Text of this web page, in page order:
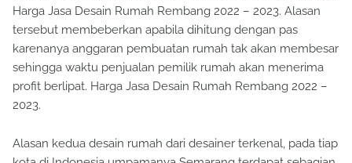
Harga Jasa Desain Rumah Rembang 2022 – 2023. Alasan
tersebut membeberkan apabila dihitung dengan pas
karenanya anggaran pembuatan rumah tak akan membesar
sehingga waktu penjualan pemilik rumah akan menerima
profit berlipat. Harga Jasa Desain Rumah Rembang 2022 –
2023.
Alasan kedua desain rumah dari desainer terkenal, pada tiap